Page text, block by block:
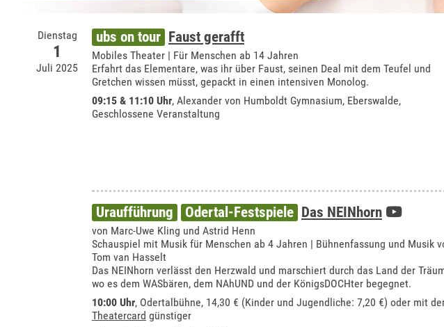
Dienstag
1
Juli 2025
ubs on tour Faust gerafft
Mobiles Theater | Für Menschen ab 14 Jahren
Erfahrt das Elementare, was ihr über Faust, seinen Deal mit dem Teufel und
Gretchen wissen müsst, gepackt in einen intensiven Monolog.
09:15 & 11:10 Uhr, Alexander von Humboldt Gymnasium, Eberswalde,
Geschlossene Veranstaltung
Uraufführung Odertal-Festspiele Das NEINhorn
von Marc-Uwe Kling und Astrid Henn
Schauspiel mit Musik für Menschen ab 4 Jahren | Bühnenfassung und Musik
Tom van Hasselt
Das NEINhorn verlässt den Herzwald und marschiert durch das Land der
wo es dem WASbären, dem NAhUND und der KönigsDOCHter begegnet.
10:00 Uhr, Odertalbühne, 14,30 € (Kinder und Jugendliche: 7,20 €) oder mit
Theatercard günstiger